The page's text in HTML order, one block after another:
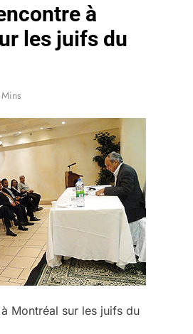
à
les juifs du
Montréal sur les juifs du